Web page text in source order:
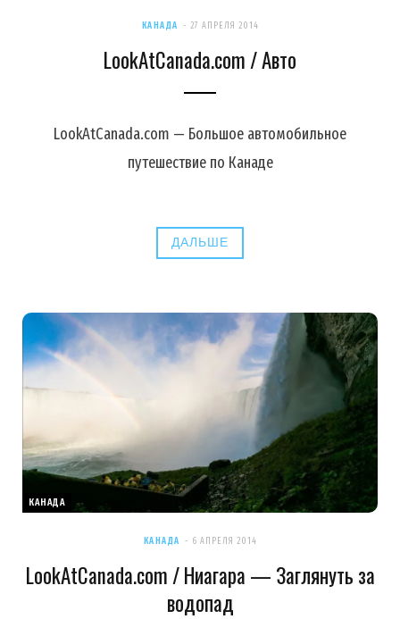
КАНАДА 27 АПРЕЛЯ 2014
LookAtCanada.com / Авто
LookAtCanada.com — Большое автомобильное
путешествие по Канаде
ДАЛЬШЕ
КАНАДА
КАНАДА 6 АПРЕЛЯ 2014
LookAtCanada.com / Ниагара — Заглянуть за
водопад